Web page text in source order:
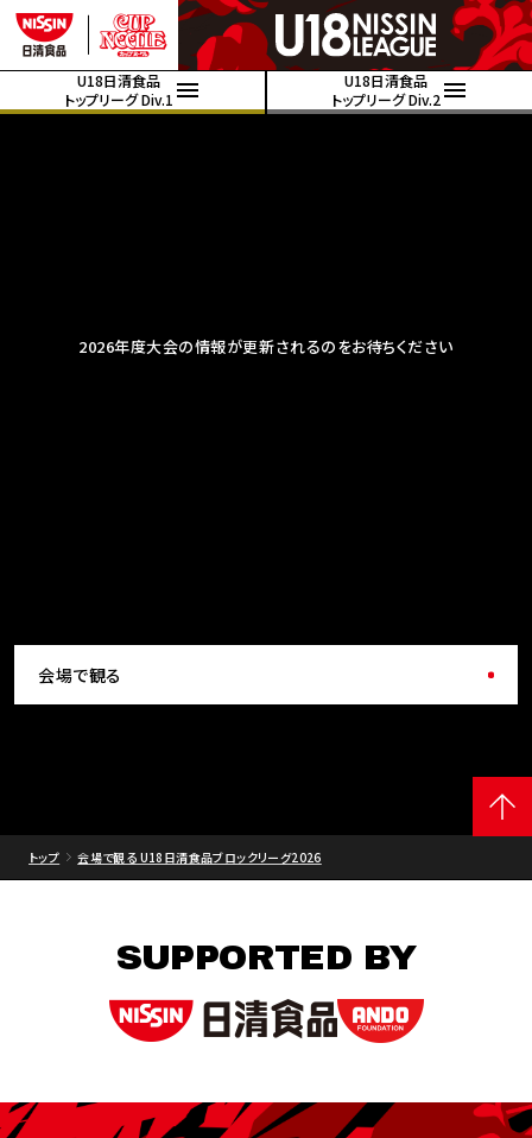
U18日清食品
トップリーグ Div.1
U18日清食品
トップリーグ Div.2
2026年度大会の情報が更新されるのをお待ちください
会場で観る
トップ 会場で観る U18日清食品ブロックリーグ2026
SUPPORTED BY